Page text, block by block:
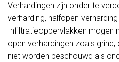
Verhardingen zijn onder te
verharding, halfopen
Infiltratieoppervlakken mogen
open verhardingen zoals
niet worden beschouwd als